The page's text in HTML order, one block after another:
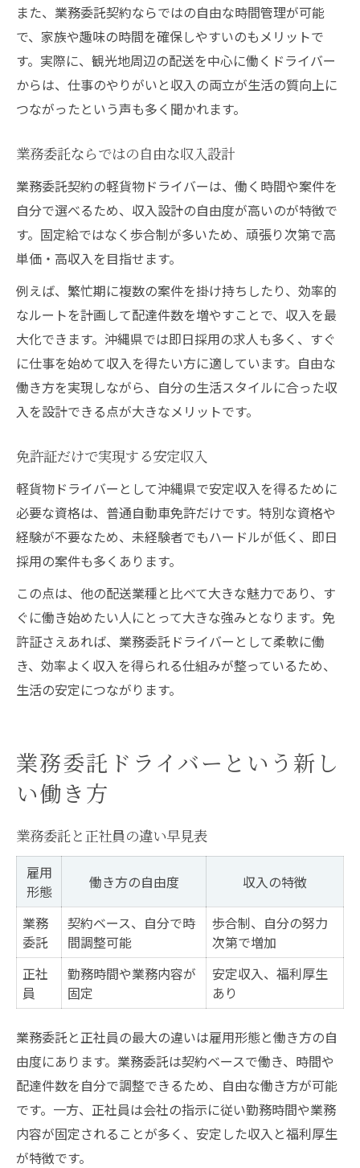
また、業務委託契約ならではの自由な時間管理が可能
で、家族や趣味の時間を確保しやすいのもメリットで
す。実際に、観光地周辺の配送を中心に働くドライバー
からは、仕事のやりがいと収入の両立が生活の質向上に
つながったという声も多く聞かれます。
業務委託ならではの自由な収入設計
業務委託契約の軽貨物ドライバーは、働く時間や案件を
自分で選べるため、収入設計の自由度が高いのが特徴で
す。固定給ではなく歩合制が多いため、頑張り次第で高
単価・高収入を目指せます。
例えば、繁忙期に複数の案件を掛け持ちしたり、効率的
なルートを計画して配達件数を増やすことで、収入を最
大化できます。沖縄県では即日採用の求人も多く、すぐ
に仕事を始めて収入を得たい方に適しています。自由な
働き方を実現しながら、自分の生活スタイルに合った収
入を設計できる点が大きなメリットです。
免許証だけで実現する安定収入
軽貨物ドライバーとして沖縄県で安定収入を得るために
必要な資格は、普通自動車免許だけです。特別な資格や
経験が不要なため、未経験者でもハードルが低く、即日
採用の案件も多くあります。
この点は、他の配送業種と比べて大きな魅力であり、す
ぐに働き始めたい人にとって大きな強みとなります。免
許証さえあれば、業務委託ドライバーとして柔軟に働
き、効率よく収入を得られる仕組みが整っているため、
生活の安定につながります。
業務委託ドライバーという新し
い働き方
業務委託と正社員の違い早見表
雇用
形態
働き方の自由度 収入の特徴
業務
委託
契約ベース、自分で時
間調整可能
歩合制、自分の努力
次第で増加
正社
員
勤務時間や業務内容が
固定
安定収入、福利厚生
あり
業務委託と正社員の最大の違いは雇用形態と働き方の自
由度にあります。業務委託は契約ベースで働き、時間や
配達件数を自分で調整できるため、自由な働き方が可能
です。一方、正社員は会社の指示に従い勤務時間や業務
内容が固定されることが多く、安定した収入と福利厚生
が特徴です。